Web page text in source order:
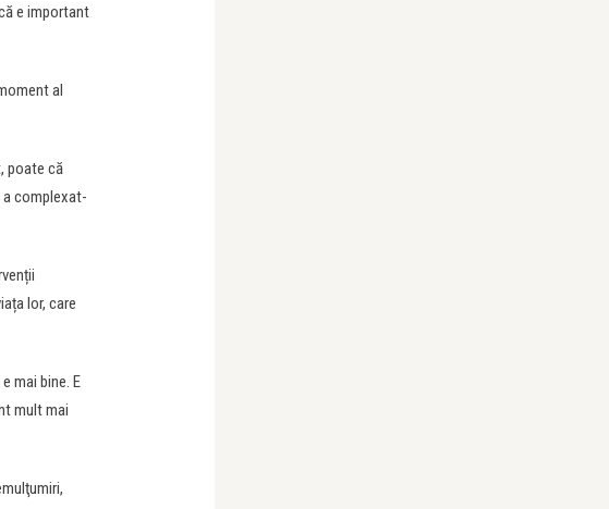
e important
al
poate că
a complexat-
lor, care
mai bine. E
mult mai